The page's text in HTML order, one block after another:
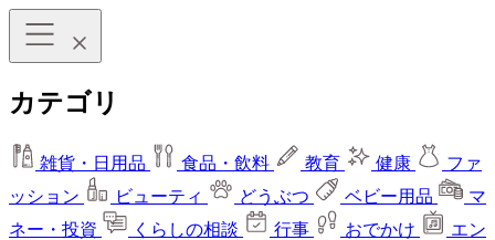
カテゴリ
雑貨・日用品 食品・飲料 教育 健康
ファ
ッション
ビューティ どうぶつ ベビー用品
マ
ネー・投資
くらしの相談 行事 おでかけ
エン